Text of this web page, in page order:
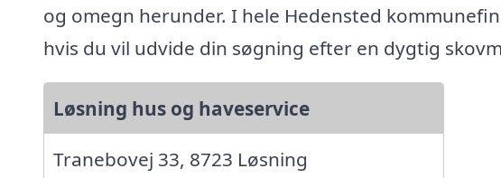
og omegn herunder. I hele Hedensted
hvis du vil udvide din søgning efter en dygtig
Løsning hus og haveservice
Tranebovej 33, 8723 Løsning